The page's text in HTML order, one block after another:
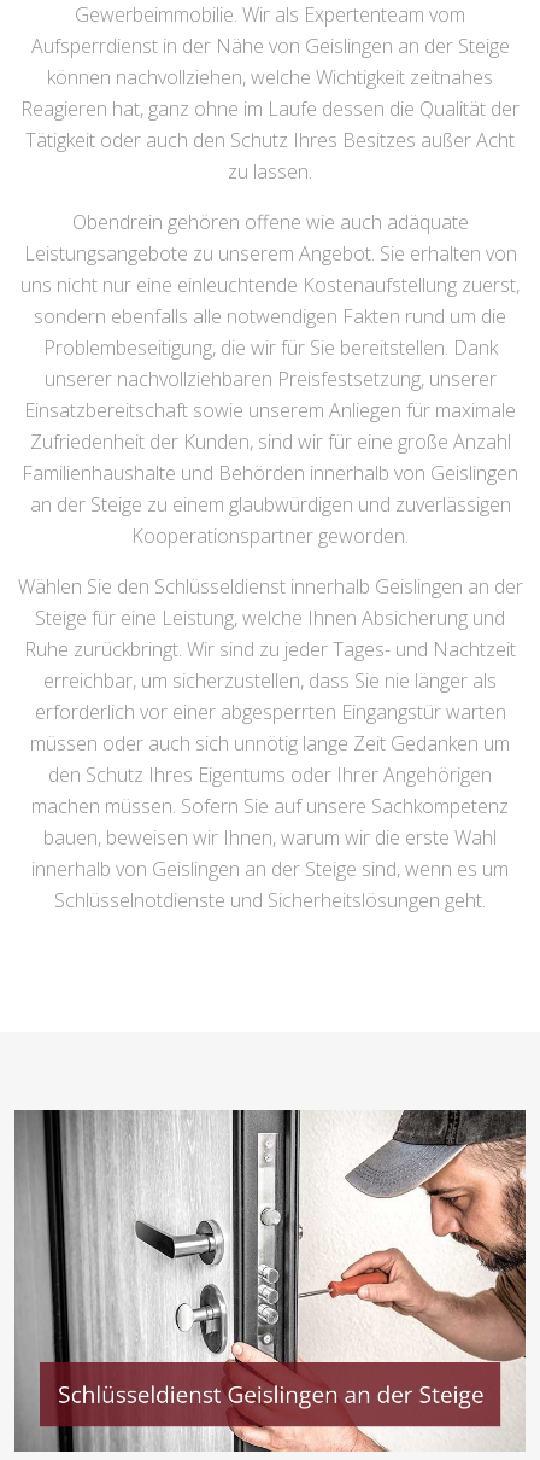
Gewerbeimmobilie. Wir als Expertenteam vom
Aufsperrdienst in der Nähe von Geislingen an der Steige
können nachvollziehen, welche Wichtigkeit zeitnahes
Reagieren hat, ganz ohne im Laufe dessen die Qualität der
Tätigkeit oder auch den Schutz Ihres Besitzes außer Acht
zu lassen.
Obendrein gehören offene wie auch adäquate
Leistungsangebote zu unserem Angebot. Sie erhalten von
uns nicht nur eine einleuchtende Kostenaufstellung zuerst,
sondern ebenfalls alle notwendigen Fakten rund um die
Problembeseitigung, die wir für Sie bereitstellen. Dank
unserer nachvollziehbaren Preisfestsetzung, unserer
Einsatzbereitschaft sowie unserem Anliegen für maximale
Zufriedenheit der Kunden, sind wir für eine große Anzahl
Familienhaushalte und Behörden innerhalb von Geislingen
an der Steige zu einem glaubwürdigen und zuverlässigen
Kooperationspartner geworden.
Wählen Sie den Schlüsseldienst innerhalb Geislingen an der
Steige für eine Leistung, welche Ihnen Absicherung und
Ruhe zurückbringt. Wir sind zu jeder Tages- und Nachtzeit
erreichbar, um sicherzustellen, dass Sie nie länger als
erforderlich vor einer abgesperrten Eingangstür warten
müssen oder auch sich unnötig lange Zeit Gedanken um
den Schutz Ihres Eigentums oder Ihrer Angehörigen
machen müssen. Sofern Sie auf unsere Sachkompetenz
bauen, beweisen wir Ihnen, warum wir die erste Wahl
innerhalb von Geislingen an der Steige sind, wenn es um
Schlüsselnotdienste und Sicherheitslösungen geht.